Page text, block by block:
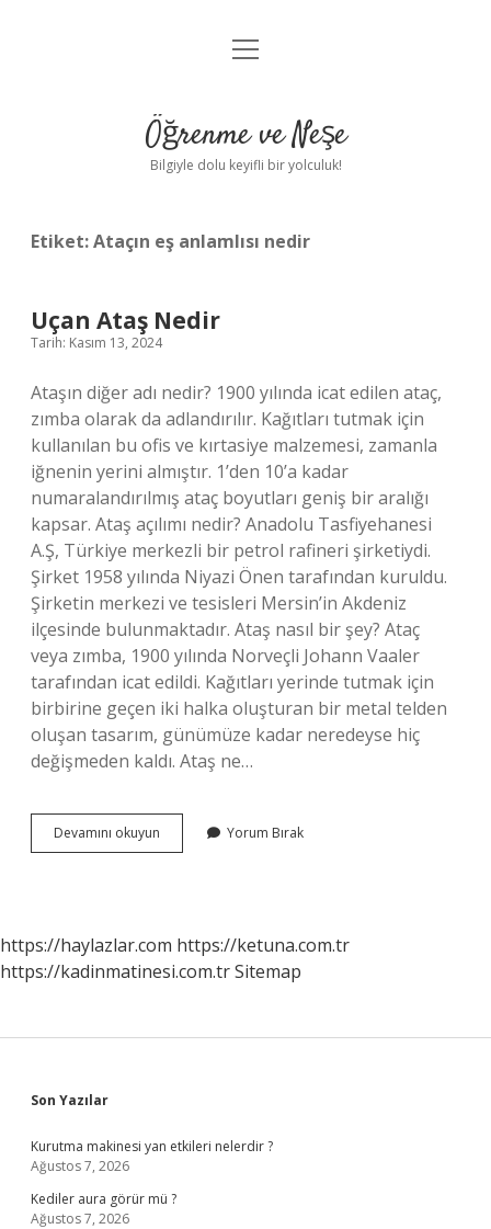
Anasayfa
Yasal Uyarı
menüyü
Öğrenme ve Neşe
Bilgiyle dolu keyifli bir yolculuk!
Etiket:Ataçın eş anlamlısı nedir
Uçan Ataş Nedir
Tarih: Kasım 13, 2024
Ataşın diğer adı nedir? 1900 yılında icat edilen ataç,
zımba olarak da adlandırılır. Kağıtları tutmak için
kullanılan bu ofis ve kırtasiye malzemesi, zamanla
iğnenin yerini almıştır. 1’den 10’a kadar
numaralandırılmış ataç boyutları geniş bir aralığı
kapsar. Ataş açılımı nedir? Anadolu Tasfiyehanesi
A.Ş, Türkiye merkezli bir petrol rafineri şirketiydi.
Şirket 1958 yılında Niyazi Önen tarafından kuruldu.
Şirketin merkezi ve tesisleri Mersin’in Akdeniz
ilçesinde bulunmaktadır. Ataş nasıl bir şey? Ataç
veya zımba, 1900 yılında Norveçli Johann Vaaler
tarafından icat edildi. Kağıtları yerinde tutmak için
birbirine geçen iki halka oluşturan bir metal telden
oluşan tasarım, günümüze kadar neredeyse hiç
değişmeden kaldı. Ataş ne…
Devamını okuyun
Ataş
Yorum Bırak
https://haylazlar.com https://ketuna.com.tr
https://kadinmatinesi.com.trSitemap
Sidebar
Son Yazılar
Kurutma makinesi yan etkileri nelerdir ?
Ağustos 7, 2026
Kediler aura görür mü ?
Ağustos 7, 2026